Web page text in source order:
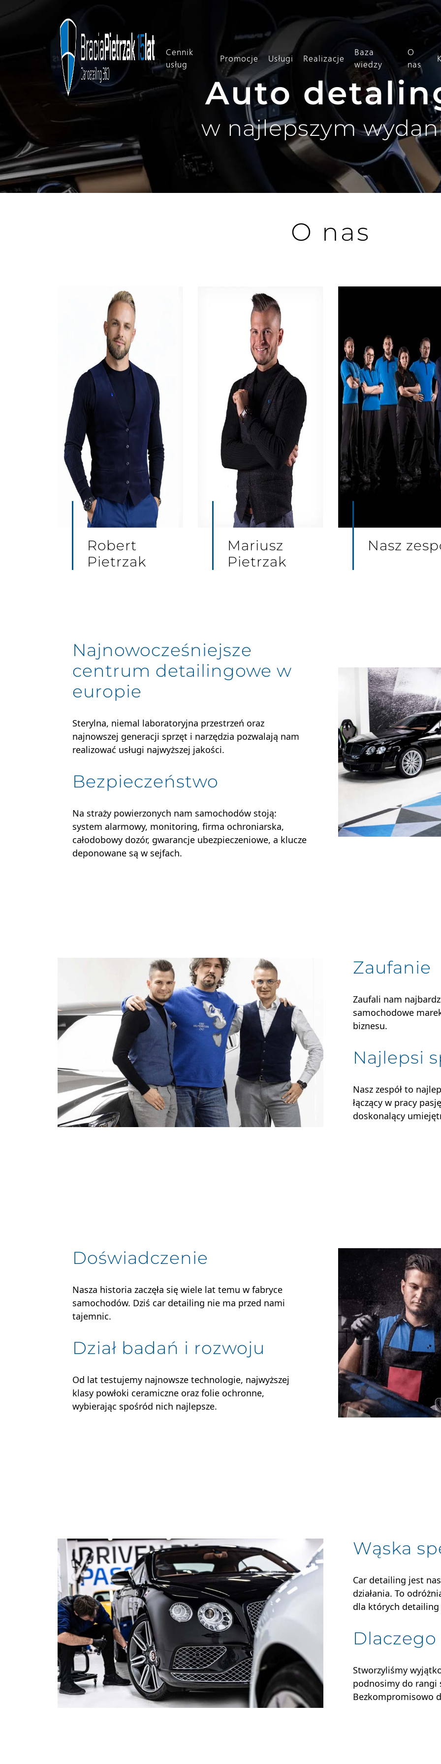
Cennik
usług
Promocje Usługi Realizacje
Baza
wiedzy
O
nas
Auto
w najlepszym
O nas
Robert
Pietrzak
Mariusz
Pietrzak
Nasz
Najnowocześniejsze
centrum detailingowe w
europie
Sterylna, niemal laboratoryjna przestrzeń oraz
najnowszej generacji sprzęt i narzędzia pozwalają nam
realizować usługi najwyższej jakości.
Bezpieczeństwo
Na straży powierzonych nam samochodów stoją:
system alarmowy, monitoring, firma ochroniarska,
całodobowy dozór, gwarancje ubezpieczeniowe, a klucze
deponowane są w sejfach.
Zaufanie
Zaufali nam
samochodowe
biznesu.
Najlepsi
Nasz zespół to
łączący w pracy
doskonalący
Doświadczenie
Nasza historia zaczęła się wiele lat temu w fabryce
samochodów. Dziś car detailing nie ma przed nami
tajemnic.
Dział badań i rozwoju
Od lat testujemy najnowsze technologie, najwyższej
klasy powłoki ceramiczne oraz folie ochronne,
wybierając spośród nich najlepsze.
Wąska
Car detailing jest
działania. To
dla których
Stworzyliśmy
podnosimy do rangi
Bezkompromisowo